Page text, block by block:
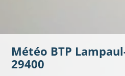
Météo BTP
29400